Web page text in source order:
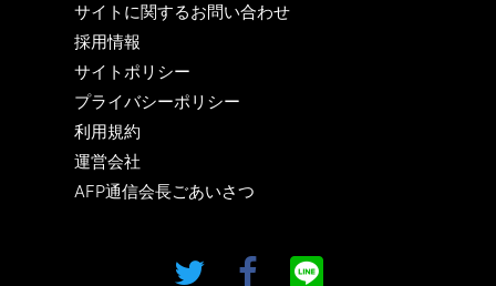
サイトに関するお問い合わせ
採用情報
サイトポリシー
プライバシーポリシー
利用規約
運営会社
AFP通信会長ごあいさつ